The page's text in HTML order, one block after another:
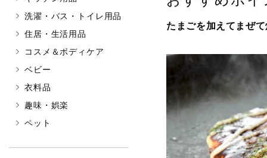
洗濯・バス・トイレ用品
住居・生活用品
コスメ＆ボディケア
ベビー
衣料品
趣味・娯楽
ペット
たまごを加えてまぜ